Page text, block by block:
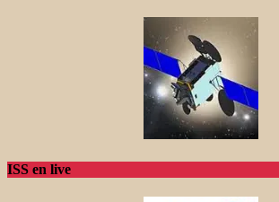
ISS en live